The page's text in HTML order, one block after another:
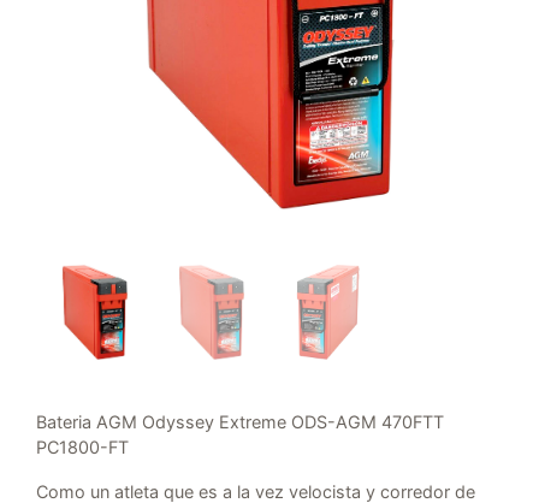
Bateria AGM Odyssey Extreme ODS-AGM 470FTT
PC1800-FT
Como un atleta que es a la vez velocista y corredor de